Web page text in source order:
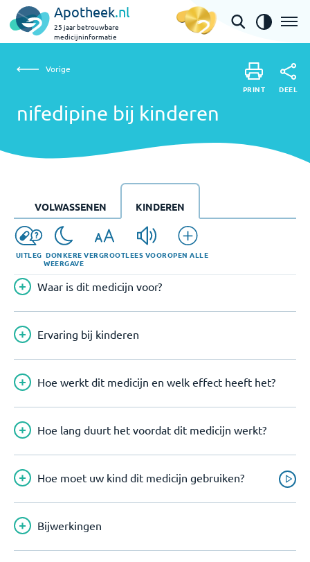
Apotheek.nl
25 jaar betrouwbare
medicijninformatie
nifedipine bij kinderen
Vorige
nifedipine bij kinderen
PRINT DEEL
UITLEG DONKERE
WEERGAVE
VERGROOTLEES VOOROPEN ALLE
VOLWASSENEN KINDEREN
Waar is dit medicijn voor?
Ervaring bij kinderen
Hoe werkt dit medicijn en welk effect heeft het?
Hoe lang duurt het voordat dit medicijn werkt?
Hoe moet uw kind dit medicijn gebruiken?
Bijwerkingen